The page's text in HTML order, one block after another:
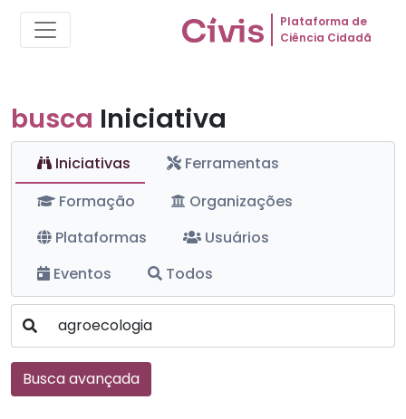
Plataforma de
Ciência Cidadã
busca Iniciativa
Iniciativas
Ferramentas
Formação
Organizações
Plataformas
Usuários
Eventos
Todos
Busca avançada